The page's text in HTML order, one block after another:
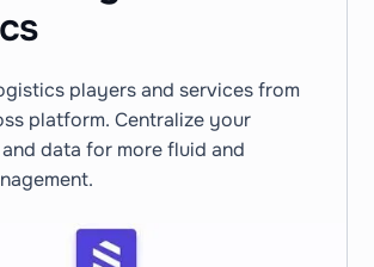
players and services from
platform. Centralize your
data for more fluid and